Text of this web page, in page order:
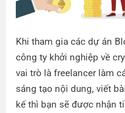
Khi tham gia các dự án
công ty khởi nghiệp về
vai trò là freelancer làm
sáng tạo nội dung, viết
kế thì bạn sẽ được nhận